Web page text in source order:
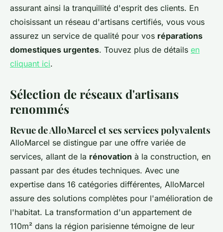
assurant ainsi la tranquillité d'esprit des clients. En
choisissant un réseau d'artisans certifiés, vous vous
assurez un service de qualité pour vos réparations
domestiques urgentes. Touvez plus de détails en
cliquant ici.
Sélection de réseaux d'artisans
renommés
Revue de AlloMarcel et ses services polyvalents
AlloMarcel se distingue par une offre variée de
services, allant de la rénovation à la construction, en
passant par des études techniques. Avec une
expertise dans 16 catégories différentes, AlloMarcel
assure des solutions complètes pour l'amélioration de
l'habitat. La transformation d'un appartement de
110m² dans la région parisienne témoigne de leur